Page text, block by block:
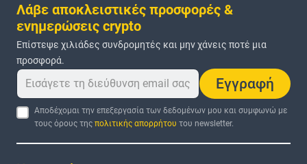
Λάβε αποκλειστικές προσφορές &
ενημερώσεις crypto
Επίστεψε χιλιάδες συνδρομητές και μην χάνεις ποτέ μια
προσφορά.
Εγγραφή
Αποδέχομαι την επεξεργασία των δεδομένων μου και συμφωνώ με
τους όρους τηςπολιτικής απορρήτου του newsletter.